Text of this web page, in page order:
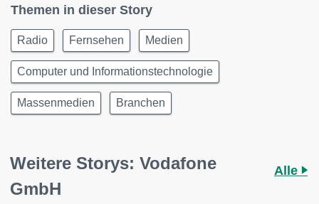
Themen in dieser Story
Radio Fernsehen Medien
Computer und Informationstechnologie
Massenmedien Branchen
Weitere Storys: Vodafone
GmbH
Alle